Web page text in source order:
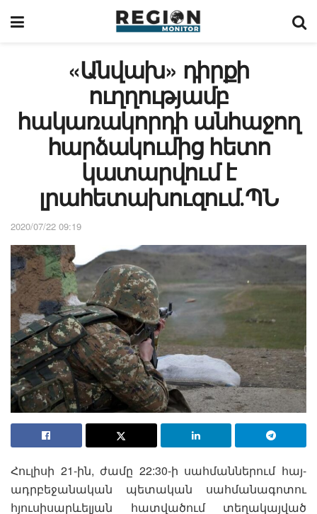
«Անվախ» դիրքի
ուղղությամբ
հակառակորդի անհաջող
հարձակումից հետո
կատարվում է
լրահետախուզում․ՊՆ
2020/07/22 09:19
Հուլիսի 21-ին, ժամը 22:30-ի սահմաններում հայ-
ադրբեջանական պետական սահմանագոտու
հյուսիսարևելյան հատվածում տեղակայված